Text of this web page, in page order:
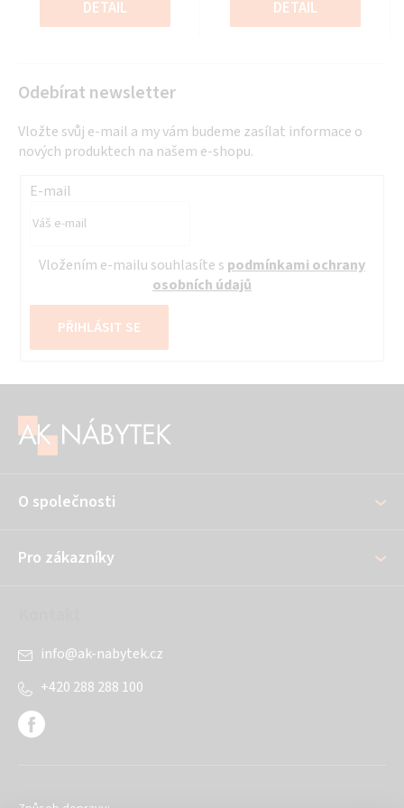
cena:
DETAIL
cena:
DETAIL
Odebírat newsletter
Vložte svůj e-mail a my vám budeme zasílat informace o
nových produktech na našem e-shopu.
E-mail
Vložením e-mailu souhlasíte s podmínkami ochrany
osobních údajů
PŘIHLÁSIT SE
O společnosti
Pro zákazníky
info@ak-nabytek.cz
+420 288 288 100